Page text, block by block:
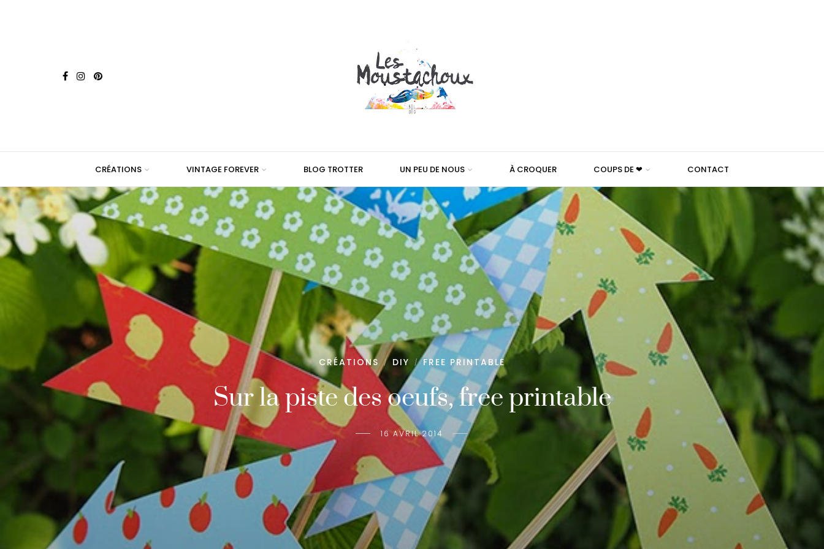
CRÉATIONS VINTAGE FOREVER BLOG TROTTER UN PEU DE NOUS À CROQUER COUPS DE ❤ CONTACT
CRÉATIONS / DIY / FREE PRINTABLE
Sur la piste des oeufs, free printable
16 AVRIL 2014